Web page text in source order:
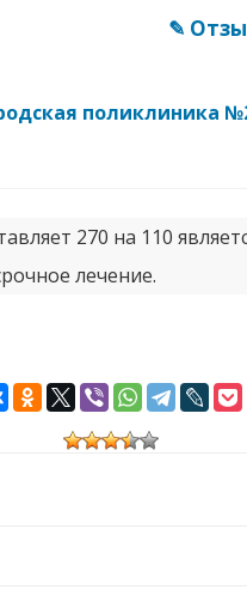
✎
поликлиника
270 на 110
лечение.